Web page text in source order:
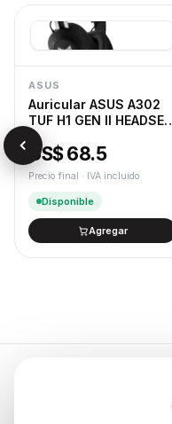
ASUS
Auricular ASUS A302
TUF H1 GEN II HEADSET
NA
US$ 68.5
Precio final · IVA incluido
Disponible
Agregar